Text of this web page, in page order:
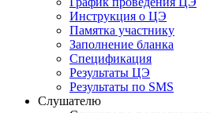
Инструкция о ЦЭ
Памятка участнику
Заполнение бланка
Спецификация
Результаты ЦЭ
Результаты по SMS
Слушателю